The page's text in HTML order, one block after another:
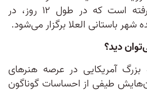
خلاقانه در نظر گرفته است که در طول ۱۲ روز، در
شهر باستانی العلا برگزار می‌شود.
دید؟
بزرگ آمریکایی در عرصه هنرهای
طیفی از احساسات گوناگون